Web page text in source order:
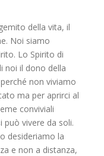
della vita, il
Noi siamo
Lo Spirito di
noi il dono della
non viviamo
ma per aprirci al
conviviali
può vivere da soli.
desideriamo la
e non a distanza,